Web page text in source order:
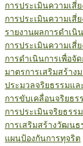
การประเมินความเสี่
การประเมินความเสี่
รายงานผลการดำเนิ
การประเมินความเสี่
การดำเนินการเพื่อจั
มาตรการเสริมสร้าง
ประมวลจริยธรรมแล
การขับเคลื่อนจริยธร
การประเมินจริยธรร
การเสริมสร้างวัฒนธ
แผนป้องกันการทุจริต